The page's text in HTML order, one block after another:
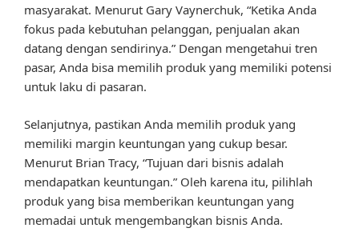
masyarakat. Menurut Gary Vaynerchuk, “Ketika Anda
fokus pada kebutuhan pelanggan, penjualan akan
datang dengan sendirinya.” Dengan mengetahui tren
pasar, Anda bisa memilih produk yang memiliki potensi
untuk laku di pasaran.
Selanjutnya, pastikan Anda memilih produk yang
memiliki margin keuntungan yang cukup besar.
Menurut Brian Tracy, “Tujuan dari bisnis adalah
mendapatkan keuntungan.” Oleh karena itu, pilihlah
produk yang bisa memberikan keuntungan yang
memadai untuk mengembangkan bisnis Anda.